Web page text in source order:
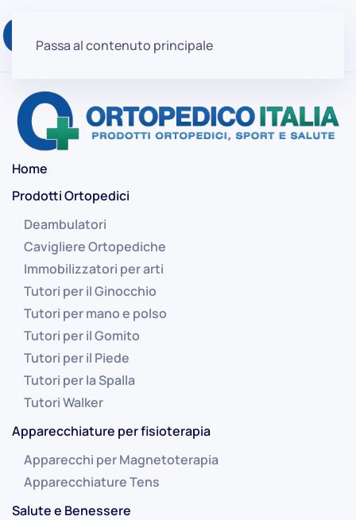
Passa al contenuto principale
Home
Prodotti Ortopedici
Deambulatori
Cavigliere Ortopediche
Immobilizzatori per arti
Tutori per il Ginocchio
Tutori per mano e polso
Tutori per il Gomito
Tutori per il Piede
Tutori per la Spalla
Tutori Walker
Apparecchiature per fisioterapia
Apparecchi per Magnetoterapia
Apparecchiature Tens
Salute e Benessere